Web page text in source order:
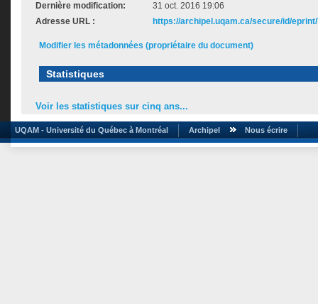
Dernière modification:
31 oct. 2016 19:06
Adresse URL :
https://archipel.uqam.ca/secure/id/
Modifier les métadonnées (propriétaire du document)
Statistiques
Voir les statistiques sur cinq ans...
UQAM - Université du Québec à Montréal Archipel Nous écrire